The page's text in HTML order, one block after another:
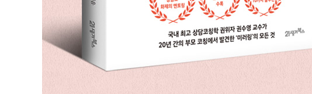
10 거울부모가 행복한 아이를 만든다
진정한 거울부모는 내 아이만 비추지 않는다
아이 마음을 비추는 공감과 소통의 대화
거울부모가 되기 위한 다섯 가지 기본기